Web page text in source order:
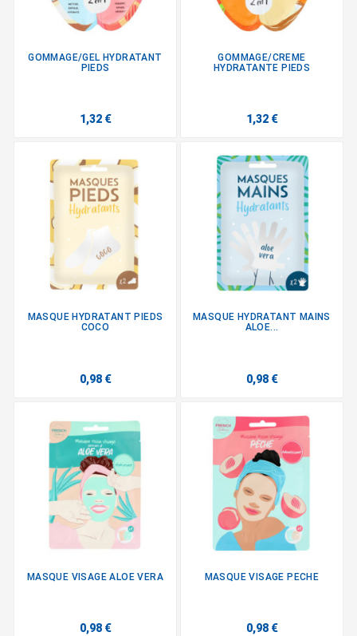
GOMMAGE/GEL HYDRATANT
PIEDS
1,32 €
GOMMAGE/CREME
HYDRATANTE PIEDS
1,32 €
MASQUE HYDRATANT PIEDS
COCO
0,98 €
MASQUE HYDRATANT MAINS
ALOE...
0,98 €
MASQUE VISAGE ALOE VERA
0,98 €
MASQUE VISAGE PECHE
0,98 €